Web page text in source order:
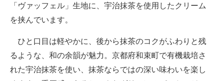
「ヴァッフェル」生地に、宇治抹茶を使用したクリーム
を挟んでいます。
ひと口目は軽やかに、後から抹茶のコクがふわりと残
るような、和の余韻が魅力。京都府和束町で有機栽培さ
れた宇治抹茶を使い、抹茶ならではの深い味わいを楽し